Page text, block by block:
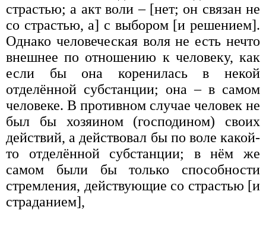
страстью; а акт воли – [нет; он связан не
со страстью, а] с выбором [и решением].
Однако человеческая воля не есть нечто
внешнее по отношению к человеку, как
если бы она коренилась в некой
отделённой субстанции; она – в самом
человеке. В противном случае человек не
был бы хозяином (господином) своих
действий, а действовал бы по воле какой-
то отделённой субстанции; в нём же
самом были бы только способности
стремления, действующие со страстью [и
страданием],